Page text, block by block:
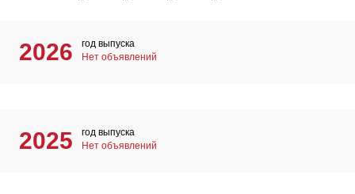
2026
год выпуска
Нет объявлений
2025
год выпуска
Нет объявлений